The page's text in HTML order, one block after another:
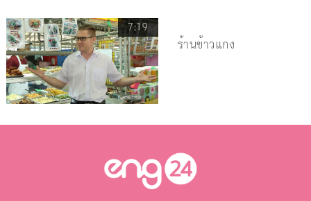
7:19
ร้านข้าวแกง